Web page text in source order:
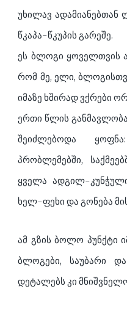
უხილავ ადამიანებთან
წკაპა-წკუპის გარეშე.
ეს ბლოგი ყოველთვის
რომ მე, ელი,
იმაზე ხშირად ვქრები
ერთი წლის
შეიძლებოდა
პრობლემებში,
ყველა ადგილ-
ხელ-ფეხი და გონება
ამ გზის ბოლო პუნქტი
ბლოგები, საუბარი
დეტალებს კი